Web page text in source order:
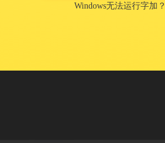
Windows无法运行字加？